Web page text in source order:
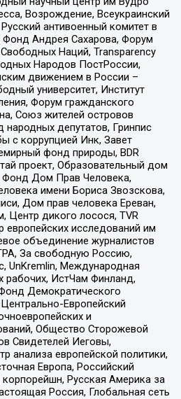
Возрождение, Всеукраинский
антивоенный комитет в
Андрея Сахарова, Форум
Наций, Transparеncy
Народов ПостРоссии,
движением в России –
университет, Институт
Форум гражданского
Союз жителей островов
депутатов, Гринпис
с коррупцией Инк, Завет
фонд природы, BDR
проект, Образовательный дом
Фонд Дом Прав Человека,
имени Бориса Звозскова,
Дом прав человека Ереван,
Центр дикого лосося, TVR
исследований им
объединение журналистов
За свободную Россию,
UnKremlin, Международная
рабочих, ИстЧам Финланд,
Демократического
Европейский
и
Общество Сторожевой
Свидетелей Иеговы,
анализа европейской политики,
Европа, Российский
Русская Америка за
Россия, Глобальная сеть